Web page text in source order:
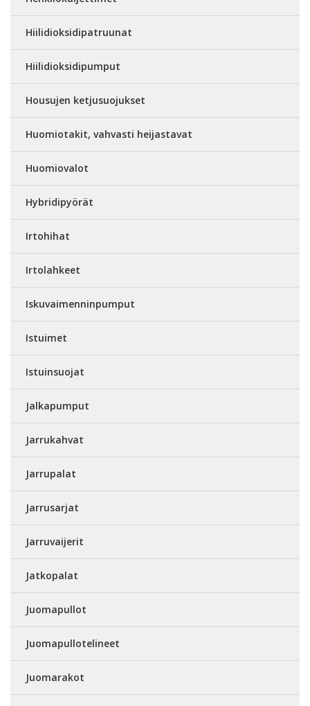
Hiilidioksidipatruunat
Hiilidioksidipumput
Housujen ketjusuojukset
Huomiotakit, vahvasti heijastavat
Huomiovalot
Hybridipyörät
Irtohihat
Irtolahkeet
Iskuvaimenninpumput
Istuimet
Istuinsuojat
Jalkapumput
Jarrukahvat
Jarrupalat
Jarrusarjat
Jarruvaijerit
Jatkopalat
Juomapullot
Juomapullotelineet
Juomarakot